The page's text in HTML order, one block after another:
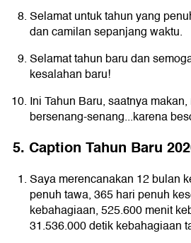
Selamat untuk tahun yang
dan camilan sepanjang waktu.
Selamat tahun baru dan
kesalahan baru!
Ini Tahun Baru, saatnya
bersenang-senang...karena
5. Caption Tahun Baru
Saya merencanakan 12 bulan
penuh tawa, 365 hari penuh
kebahagiaan, 525.600 menit
31.536.000 detik kebahagiaan